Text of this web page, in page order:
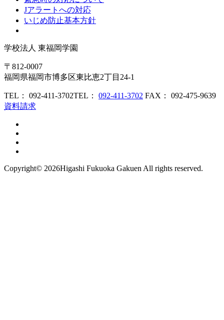
Jアラートへの対応
いじめ防止基本方針
学校法人 東福岡学園
〒812-0007
福岡県福岡市博多区東比恵2丁目24-1
TEL： 092-411-3702TEL： 092-411-3702 FAX： 092-475-9639
資料請求
Copyright© 2026Higashi Fukuoka Gakuen All rights reserved.